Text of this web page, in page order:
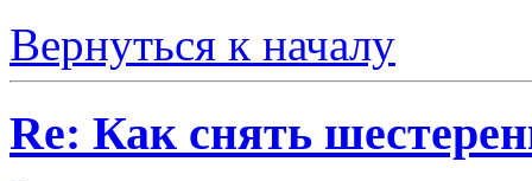
Вернуться к началу
Re: Как снять